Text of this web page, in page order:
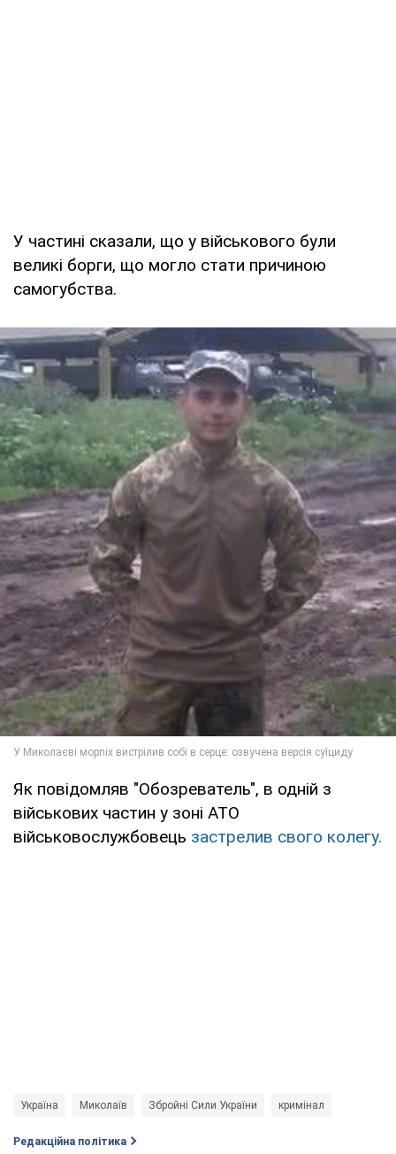
У частині сказали, що у військового були
великі борги, що могло стати причиною
самогубства.
Як повідомляв "Обозреватель", в одній з
військових частин у зоні АТО
військовослужбовець застрелив свого колегу.
Україна Миколаїв Збройні Сили України кримінал
Редакційна політика